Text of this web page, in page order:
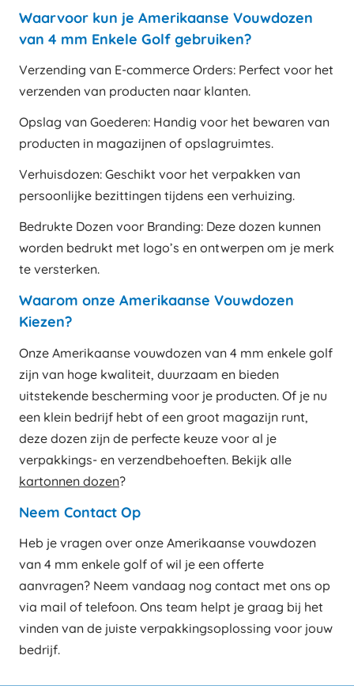
Waarvoor kun je Amerikaanse Vouwdozen
van 4 mm Enkele Golf gebruiken?
Verzending van E-commerce Orders: Perfect voor het
verzenden van producten naar klanten.
Opslag van Goederen: Handig voor het bewaren van
producten in magazijnen of opslagruimtes.
Verhuisdozen: Geschikt voor het verpakken van
persoonlijke bezittingen tijdens een verhuizing.
Bedrukte Dozen voor Branding: Deze dozen kunnen
worden bedrukt met logo’s en ontwerpen om je merk
te versterken.
Waarom onze Amerikaanse Vouwdozen
Kiezen?
Onze Amerikaanse vouwdozen van 4 mm enkele golf
zijn van hoge kwaliteit, duurzaam en bieden
uitstekende bescherming voor je producten. Of je nu
een klein bedrijf hebt of een groot magazijn runt,
deze dozen zijn de perfecte keuze voor al je
verpakkings- en verzendbehoeften. Bekijk alle
kartonnen dozen?
Neem Contact Op
Heb je vragen over onze Amerikaanse vouwdozen
van 4 mm enkele golf of wil je een offerte
aanvragen? Neem vandaag nog contact met ons op
via mail of telefoon. Ons team helpt je graag bij het
vinden van de juiste verpakkingsoplossing voor jouw
bedrijf.